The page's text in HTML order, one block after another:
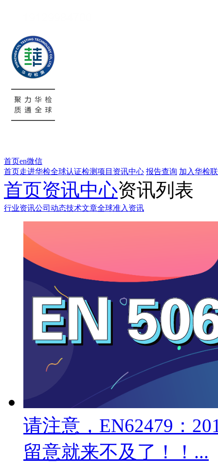
首页en微信
首页走进华检全球认证检测项目 资讯中心 报告查询 加入华检
首页资讯中心资讯列表
行业资讯公司动态技术文章全球准入资讯
请注意，EN62479：
留意就来不及了！！...